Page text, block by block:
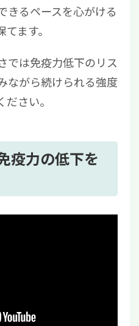
きるペースを心がける
ます。
では免疫力低下のリス
ながら続けられる強度
さい。
疫力の低下を